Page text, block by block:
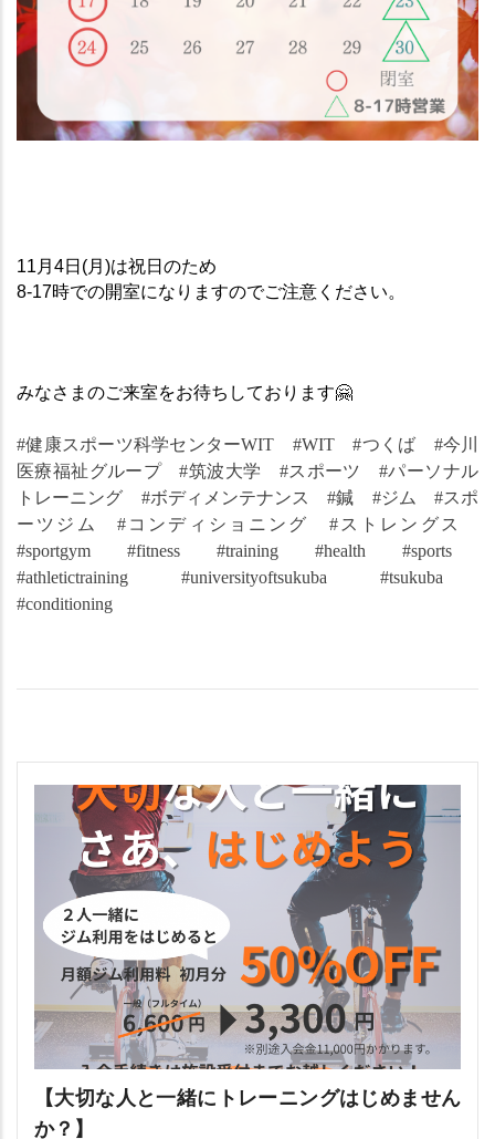
11月4日(月)は祝日のため
8-17時での開室になりますのでご注意ください。
みなさまのご来室をお待ちしております🤗
#健康スポーツ科学センターWIT　#WIT　#つくば　#今川
医療福祉グループ　#筑波大学　#スポーツ　#パーソナル
トレーニング　#ボディメンテナンス　#鍼　#ジム　#スポ
ーツジム　#コンディショニング　#ストレングス
#sportgym　#fitness　#training　#health　#sports
#athletictraining　#universityoftsukuba　#tsukuba
#conditioning
【大切な人と一緒にトレーニングはじめません
か？】